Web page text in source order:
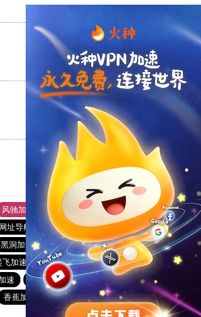
支持 [0] 反对 [0]
支持
风驰加速器
旋风加速器
址导航 软件中心 雷霆加速
狂飙加速器
黑洞加速 大象加速器
手机外国加速器官网
飞加速器 蚂蚁加速器
风驰加速器
速 解锁机 Sakuracat加速器
西柚加速器
香蕉加速器vp官网
大象加速器